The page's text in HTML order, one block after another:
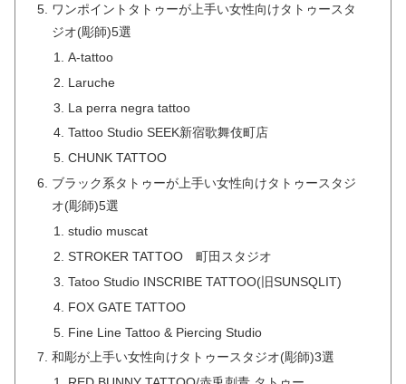
ワンポイントタトゥーが上手い女性向けタトゥースタ
ジオ(彫師)5選
A-tattoo
Laruche
La perra negra tattoo
Tattoo Studio SEEK新宿歌舞伎町店
CHUNK TATTOO
ブラック系タトゥーが上手い女性向けタトゥースタジ
オ(彫師)5選
studio muscat
STROKER TATTOO 町田スタジオ
Tatoo Studio INSCRIBE TATTOO(旧SUNSQLIT)
FOX GATE TATTOO
Fine Line Tattoo & Piercing Studio
和彫が上手い女性向けタトゥースタジオ(彫師)3選